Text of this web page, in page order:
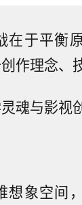
在于平衡
作理念、
魂与影视
想象空间